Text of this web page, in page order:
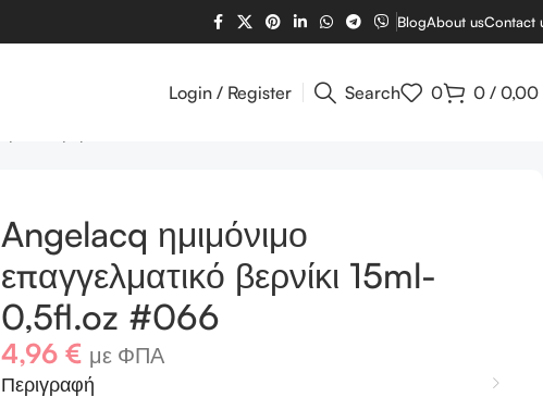
BlogAbout usContact
Login / Register Search 0 0 / 0,00
Angelacq ημιμόνιμο
επαγγελματικό βερνίκι 15ml-
0,5fl.oz #066
4,96€ με ΦΠΑ
Περιγραφή